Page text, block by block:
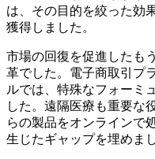
は、その目的を絞った効
獲得しました。
市場の回復を促進したも
革でした。電子商取引プ
ルでは、特殊なフォーミ
した。遠隔医療も重要な
らの製品をオンラインで
生じたギャップを埋めまし